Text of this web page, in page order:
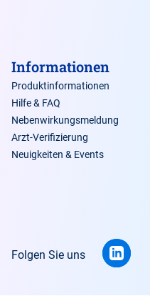
Informationen
Produktinformationen
Hilfe & FAQ
Nebenwirkungsmeldung
Arzt-Verifizierung
Neuigkeiten & Events
Folgen Sie uns